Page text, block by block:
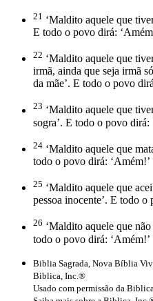
21 ‘Maldito aquele que
E todo o povo dirá:
22 ‘Maldito aquele que
irmã, ainda que seja irmã
da mãe’. E todo o povo
23 ‘Maldito aquele que
sogra’. E todo o povo dirá:
24 ‘Maldito aquele que
todo o povo dirá: ‘Amém!’
25 ‘Maldito aquele que
pessoa inocente’. E todo o
26 ‘Maldito aquele que
todo o povo dirá: ‘Amém!’
Biblia Sagrada, Nova Bíblia
Biblica, Inc.®
Usado com permissão da